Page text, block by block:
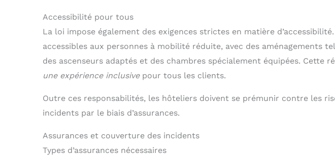
Accessibilité pour tous
La loi impose également des exigences strictes en matière
accessibles aux personnes à mobilité réduite, avec des aménagements
des ascenseurs adaptés et des chambres spécialement équipées. Cette
une expérience inclusivepour tous les clients.
Outre ces responsabilités, les hôteliers doivent se prémunir contre les
incidents par le biais d’assurances.
Assurances et couverture des incidents
Types d’assurances nécessaires